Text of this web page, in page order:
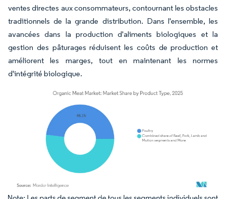
ventes directes aux consommateurs, contournant les obstacles
traditionnels de la grande distribution. Dans l'ensemble, les
avancées dans la production d'aliments biologiques et la
gestion des pâturages réduisent les coûts de production et
améliorent les marges, tout en maintenant les normes
d'intégrité biologique.